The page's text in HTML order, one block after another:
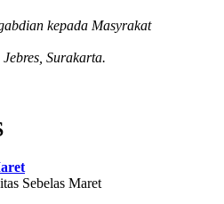
kepada Masyrakat
Surakarta.
Sebelas Maret